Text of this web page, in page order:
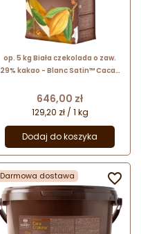
op. 5 kg Biała czekolada o zaw.
29% kakao - Blanc Satin™ Cacao
Cena
646,00 zł
129,20 zł / 1 kg
Dodaj do koszyka
Darmowa dostawa 